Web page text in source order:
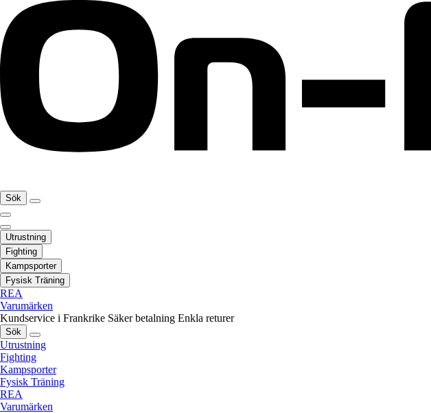
Sök
Utrustning
Fighting
Kampsporter
Fysisk Träning
REA
Varumärken
Kundservice i Frankrike Säker betalning Enkla returer
Sök
Utrustning
Fighting
Kampsporter
Fysisk Träning
REA
Varumärken